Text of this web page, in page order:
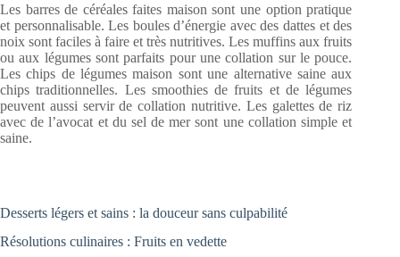
Les barres de céréales faites maison sont une option pratique
et personnalisable. Les boules d’énergie avec des dattes et des
noix sont faciles à faire et très nutritives. Les muffins aux fruits
ou aux légumes sont parfaits pour une collation sur le pouce.
Les chips de légumes maison sont une alternative saine aux
chips traditionnelles. Les smoothies de fruits et de légumes
peuvent aussi servir de collation nutritive. Les galettes de riz
avec de l’avocat et du sel de mer sont une collation simple et
saine.
Desserts légers et sains : la douceur sans culpabilité
Résolutions culinaires : Fruits en vedette